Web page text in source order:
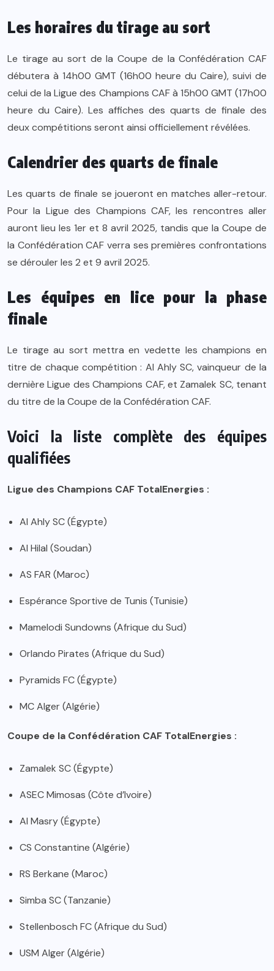
Les horaires du tirage au sort
Le tirage au sort de la Coupe de la Confédération CAF
débutera à 14h00 GMT (16h00 heure du Caire), suivi de
celui de la Ligue des Champions CAF à 15h00 GMT (17h00
heure du Caire). Les affiches des quarts de finale des
deux compétitions seront ainsi officiellement révélées.
Calendrier des quarts de finale
Les quarts de finale se joueront en matches aller-retour.
Pour la Ligue des Champions CAF, les rencontres aller
auront lieu les 1er et 8 avril 2025, tandis que la Coupe de
la Confédération CAF verra ses premières confrontations
se dérouler les 2 et 9 avril 2025.
Les équipes en lice pour la phase
finale
Le tirage au sort mettra en vedette les champions en
titre de chaque compétition : Al Ahly SC, vainqueur de la
dernière Ligue des Champions CAF, et Zamalek SC, tenant
du titre de la Coupe de la Confédération CAF.
Voici la liste complète des équipes
qualifiées
Ligue des Champions CAF TotalEnergies :
Al Ahly SC (Égypte)
Al Hilal (Soudan)
AS FAR (Maroc)
Espérance Sportive de Tunis (Tunisie)
Mamelodi Sundowns (Afrique du Sud)
Orlando Pirates (Afrique du Sud)
Pyramids FC (Égypte)
MC Alger (Algérie)
Coupe de la Confédération CAF TotalEnergies :
Zamalek SC (Égypte)
ASEC Mimosas (Côte d’Ivoire)
Al Masry (Égypte)
CS Constantine (Algérie)
RS Berkane (Maroc)
Simba SC (Tanzanie)
Stellenbosch FC (Afrique du Sud)
USM Alger (Algérie)